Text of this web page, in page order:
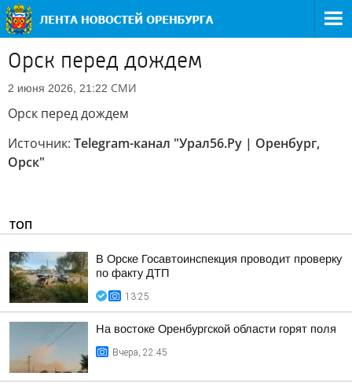
Орск перед дождем
2 июня 2026, 21:22 СМИ
Орск перед дождем
Источник: Telegram-канал "Урал56.Ру | Оренбург,
Орск"
ТОП
В Орске Госавтоинспекция проводит проверку
по факту ДТП
13:25
На востоке Оренбургской области горят поля
Вчера, 22:45